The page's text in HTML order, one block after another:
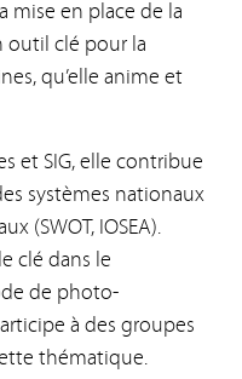
mise en place de la
outil clé pour la
qu’elle anime et
et SIG, elle contribue
systèmes nationaux
(SWOT, IOSEA).
clé dans le
de photo-
à des groupes
thématique.